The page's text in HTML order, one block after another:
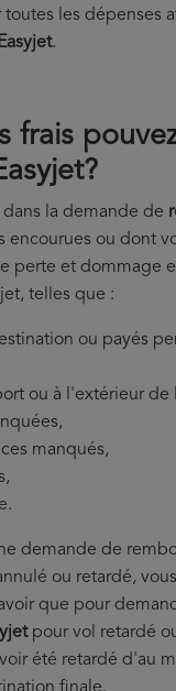
toutes les dépenses
.
frais
la demande de
encourues ou dont
perte et dommage
telles que :
ou payés
ou à l'extérieur de
manqués,
demande de
ou retardé,
que pour
pour vol retardé
été retardé d'au